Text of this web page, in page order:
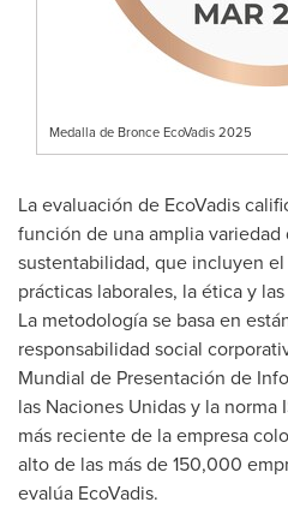
Medalla de Bronce EcoVadis 2025
La evaluación de EcoVadis
función de una amplia
sustentabilidad, que incluyen
prácticas laborales, la ética y
La metodología se basa en
responsabilidad social
Mundial de Presentación de
las Naciones Unidas y la
más reciente de la empresa
alto de las más de 150,000
evalúa EcoVadis.